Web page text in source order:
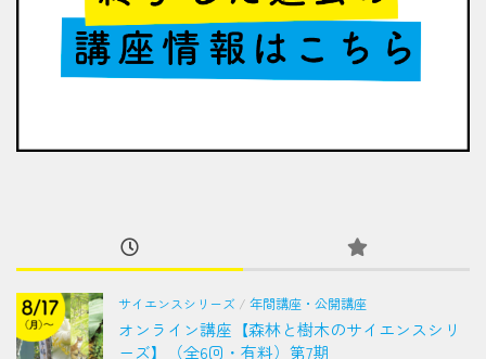
サイエンスシリーズ / 年間講座・公開講座
オンライン講座【森林と樹木のサイエンスシリ
ーズ】（全6回・有料）第7期